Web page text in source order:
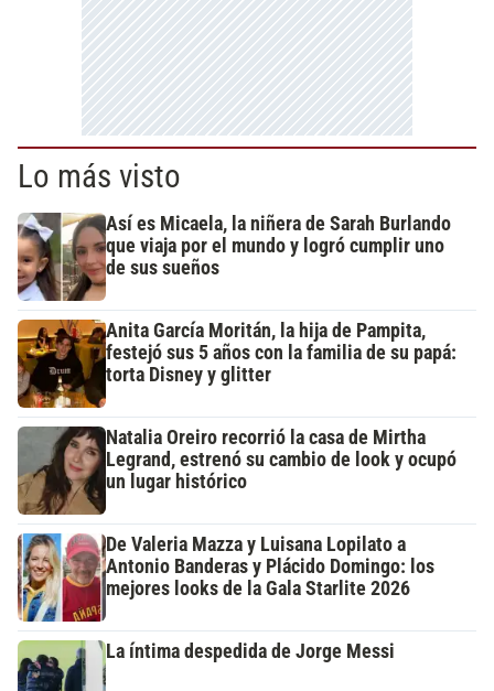
Lo más visto
Así es Micaela, la niñera de Sarah Burlando
que viaja por el mundo y logró cumplir uno
de sus sueños
Anita García Moritán, la hija de Pampita,
festejó sus 5 años con la familia de su papá:
torta Disney y glitter
Natalia Oreiro recorrió la casa de Mirtha
Legrand, estrenó su cambio de look y ocupó
un lugar histórico
De Valeria Mazza y Luisana Lopilato a
Antonio Banderas y Plácido Domingo: los
mejores looks de la Gala Starlite 2026
La íntima despedida de Jorge Messi